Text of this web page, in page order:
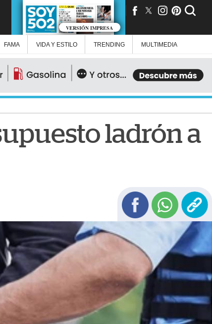
VERSIÓN IMPRESA
FAMA VIDA Y ESTILO TRENDING MULTIMEDIA
ladrón a